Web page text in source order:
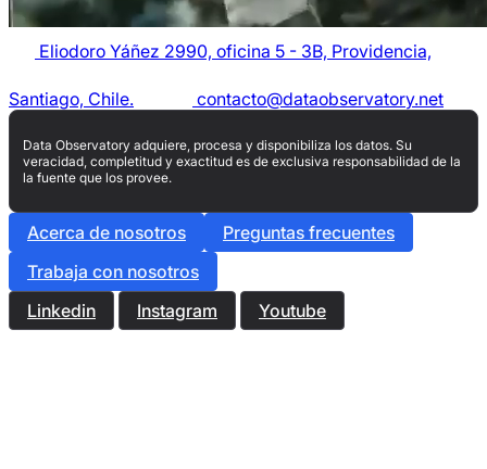
Eliodoro Yáñez 2990, oficina 5 - 3B, Providencia,
Santiago, Chile. contacto@dataobservatory.net
Data Observatory adquiere, procesa y disponibiliza los datos. Su
veracidad, completitud y exactitud es de exclusiva responsabilidad de la
la fuente que los provee.
Acerca de nosotros
Preguntas frecuentes
Trabaja con nosotros
Linkedin
Instagram Youtube